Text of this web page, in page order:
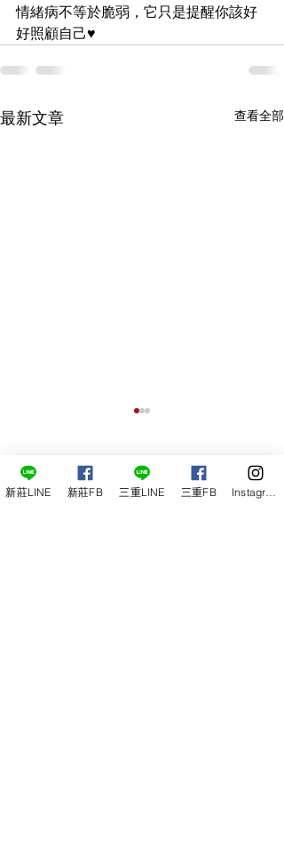
情緒病不等於脆弱，它只是提醒你該好
好照顧自己♥️
最新文章 查看全部
留言
新莊LINE 新莊FB 三重LINE 三重FB